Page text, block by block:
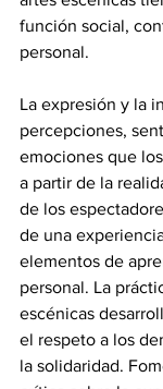
función social,
personal.
La expresión y la
percepciones,
emociones que
a partir de la
de los
de una
elementos de
personal. La
escénicas
el respeto a los
la solidaridad.